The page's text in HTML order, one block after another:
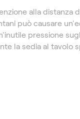
alla distanza
può causare
pressione
la sedia al tavolo